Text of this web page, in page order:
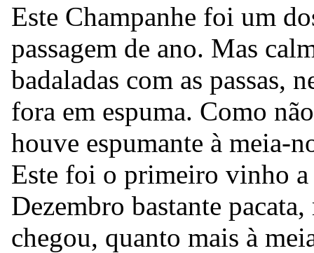
Este Champanhe foi um
passagem de ano. Mas
badaladas com as passas,
fora em espuma. Como
houve espumante à meia-
Este foi o primeiro vinho a
Dezembro bastante
chegou, quanto mais à